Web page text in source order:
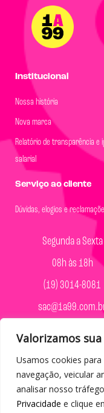
Valorizamos
Usamos cookies
navegação, veicular
analisar nosso
Privacidade e clique
Institucional
Nossa história
Nova marca
Relatório de transparência e
salarial
Serviço ao cliente
Dúvidas, elogios e
Segunda a Sexta
08h às 18h
(19) 3014-8081
Formas de